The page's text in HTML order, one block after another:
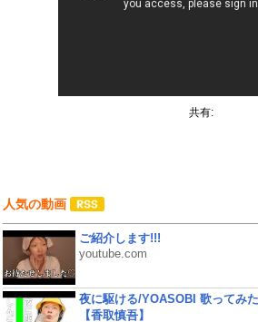
共有:
人気の動画
ご紹介します!!!
youtube.com
夜に駆ける/YOASOBI 歌ってみ
【香取慎吾】